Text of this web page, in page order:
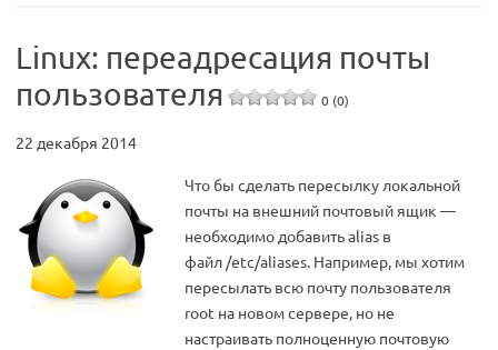
Linux: переадресация почты
пользователя
0 (0)
22 декабря 2014
Что бы сделать пересылку локальной
почты на внешний почтовый ящик —
необходимо добавить alias в
файл /etc/aliases. Например, мы хотим
пересылать всю почту пользователя
root на новом сервере, но не
настраивать полноценную почтовую